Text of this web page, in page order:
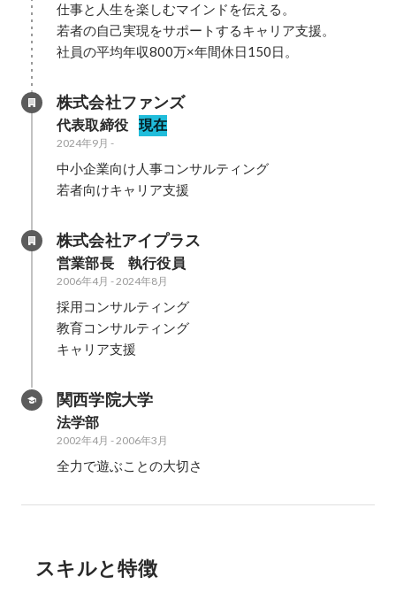
仕事と人生を楽しむマインドを伝える。
若者の自己実現をサポートするキャリア支援。
社員の平均年収800万×年間休日150日。
株式会社ファンズ
代表取締役 現在
2024年9月 -
中小企業向け人事コンサルティング
若者向けキャリア支援
株式会社アイプラス
営業部長　執行役員
2006年4月 -2024年8月
採用コンサルティング
教育コンサルティング
キャリア支援
関西学院大学
法学部
2002年4月 -2006年3月
全力で遊ぶことの大切さ
スキルと特徴